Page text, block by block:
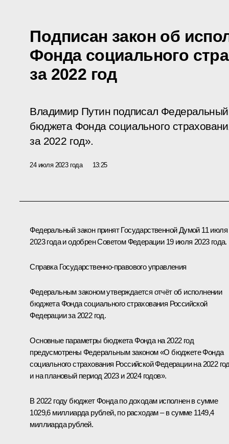
Подписан закон об
Фонда социального
за 2022 год
Владимир Путин подписал
бюджета Фонда социального
за 2022 год».
24 июля 2023 года 13:25
Федеральный закон принят Государственной Думой 11 июля
2023 года и одобрен Советом Федерации 19 июля 2023 года.
Справка Государственно-правового управления
Федеральным законом утверждается отчёт об исполнении
бюджета Фонда социального страхования Российской
Федерации за 2022 год.
Основные параметры бюджета Фонда на 2022 год
предусмотрены Федеральным законом «О бюджете Фонда
социального страхования Российской Федерации на 2022
и на плановый период 2023 и 2024 годов».
В 2022 году бюджет Фонда по доходам исполнен в сумме
1029,6 миллиарда рублей, по расходам – в сумме 1149,4
миллиарда рублей.